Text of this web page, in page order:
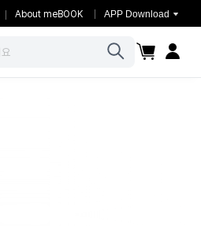
About meBOOK APP Download
검색 장바구니마이페